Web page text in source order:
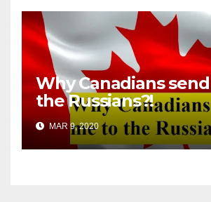
Why Canadians
the Russians?!
MAR 9, 2020